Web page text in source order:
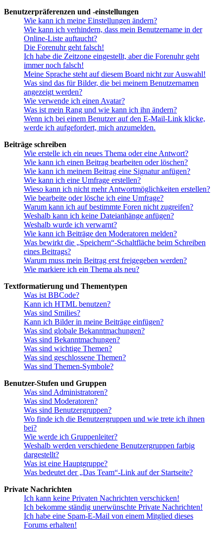
Benutzerpräferenzen und -einstellungen
Wie kann ich meine Einstellungen ändern?
Wie kann ich verhindern, dass mein Benutzername in der
Online-Liste auftaucht?
Die Forenuhr geht falsch!
Ich habe die Zeitzone eingestellt, aber die Forenuhr geht
immer noch falsch!
Meine Sprache steht auf diesem Board nicht zur Auswahl!
Was sind das für Bilder, die bei meinem Benutzernamen
angezeigt werden?
Wie verwende ich einen Avatar?
Was ist mein Rang und wie kann ich ihn ändern?
Wenn ich bei einem Benutzer auf den E-Mail-Link klicke,
werde ich aufgefordert, mich anzumelden.
Beiträge schreiben
Wie erstelle ich ein neues Thema oder eine Antwort?
Wie kann ich einen Beitrag bearbeiten oder löschen?
Wie kann ich meinem Beitrag eine Signatur anfügen?
Wie kann ich eine Umfrage erstellen?
Wieso kann ich nicht mehr Antwortmöglichkeiten erstellen?
Wie bearbeite oder lösche ich eine Umfrage?
Warum kann ich auf bestimmte Foren nicht zugreifen?
Weshalb kann ich keine Dateianhänge anfügen?
Weshalb wurde ich verwarnt?
Wie kann ich Beiträge den Moderatoren melden?
Was bewirkt die „Speichern“-Schaltfläche beim Schreiben
eines Beitrags?
Warum muss mein Beitrag erst freigegeben werden?
Wie markiere ich ein Thema als neu?
Textformatierung und Thementypen
Was ist BBCode?
Kann ich HTML benutzen?
Was sind Smilies?
Kann ich Bilder in meine Beiträge einfügen?
Was sind globale Bekanntmachungen?
Was sind Bekanntmachungen?
Was sind wichtige Themen?
Was sind geschlossene Themen?
Was sind Themen-Symbole?
Benutzer-Stufen und Gruppen
Was sind Administratoren?
Was sind Moderatoren?
Was sind Benutzergruppen?
Wo finde ich die Benutzergruppen und wie trete ich ihnen
bei?
Wie werde ich Gruppenleiter?
Weshalb werden verschiedene Benutzergruppen farbig
dargestellt?
Was ist eine Hauptgruppe?
Was bedeutet der „Das Team“-Link auf der Startseite?
Private Nachrichten
Ich kann keine Privaten Nachrichten verschicken!
Ich bekomme ständig unerwünschte Private Nachrichten!
Ich habe eine Spam-E-Mail von einem Mitglied dieses
Forums erhalten!